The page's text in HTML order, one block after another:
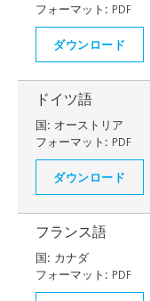
フォーマット: PDF
ダウンロード
ドイツ語
国: オーストリア
フォーマット: PDF
ダウンロード
フランス語
国: カナダ
フォーマット: PDF